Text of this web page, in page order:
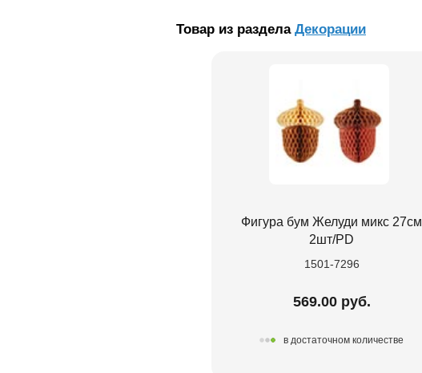
Товар из раздела Декорации
Фигура бум Желуди микс 27см
2шт/PD
1501-7296
569.00 руб.
в достаточном количестве